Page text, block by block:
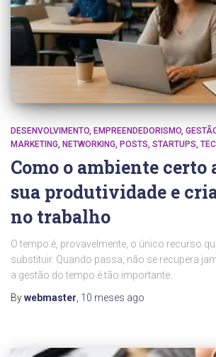
DESENVOLVIMENTO EMPREENDEDORISMO
MARKETING NETWORKING POSTS STARTUPS
Como o ambiente certo
sua produtividade e
no trabalho
O tempo é, provavelmente, o único recurso
substituir. Quando passa, não se recupera
a gestão do tempo é tão importante.
Bywebmaster 10 meses ago